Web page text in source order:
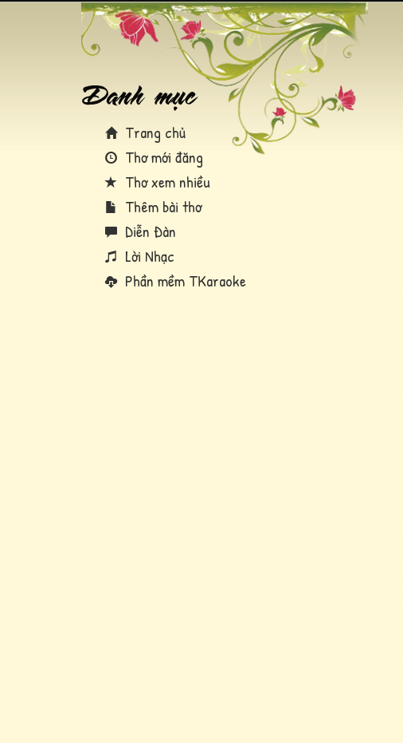
Trang chủ
Thơ mới đăng
Thơ xem nhiều
Thêm bài thơ
Diễn Đàn
Lời Nhạc
Phần mềm TKaraoke